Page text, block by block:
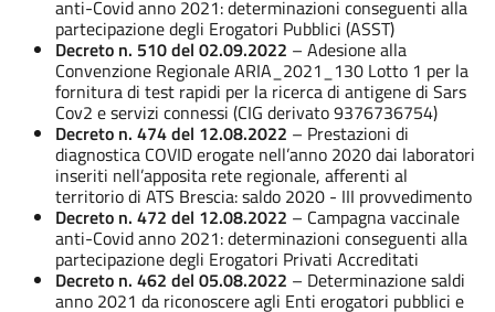
anti-Covid anno 2021: determinazioni conseguenti alla
partecipazione degli Erogatori Pubblici (ASST)
Decreto n. 510 del 02.09.2022 – Adesione alla
Convenzione Regionale ARIA_2021_130 Lotto 1 per la
fornitura di test rapidi per la ricerca di antigene di Sars
Cov2 e servizi connessi (CIG derivato 9376736754)
Decreto n. 474 del 12.08.2022 – Prestazioni di
diagnostica COVID erogate nell’anno 2020 dai laboratori
inseriti nell’apposita rete regionale, afferenti al
territorio di ATS Brescia: saldo 2020 - III provvedimento
Decreto n. 472 del 12.08.2022 – Campagna vaccinale
anti-Covid anno 2021: determinazioni conseguenti alla
partecipazione degli Erogatori Privati Accreditati
Decreto n. 462 del 05.08.2022 – Determinazione saldi
anno 2021 da riconoscere agli Enti erogatori pubblici e